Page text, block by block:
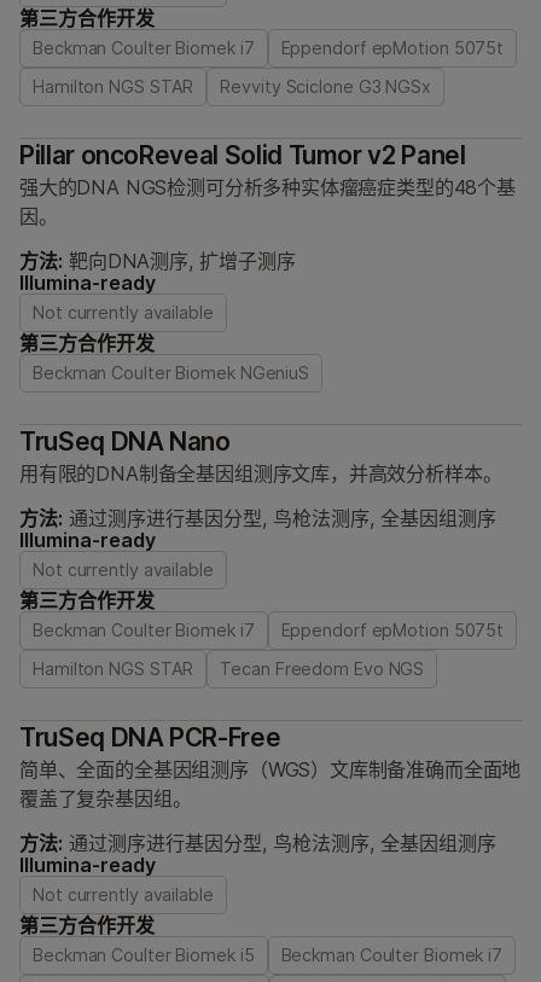
第三方合作开发
Beckman Coulter Biomek i7
Eppendorf epMotion 5075t
Hamilton NGS STAR
Revvity Sciclone G3 NGSx
Pillar oncoReveal Solid Tumor v2 Panel
强大的DNA NGS检测可分析多种实体瘤癌症类型的48个基
因。
方法: 靶向DNA测序, 扩增子测序
Illumina-ready
Not currently available
第三方合作开发
Beckman Coulter Biomek NGeniuS
TruSeq DNA Nano
用有限的DNA制备全基因组测序文库，并高效分析样本。
方法: 通过测序进行基因分型, 鸟枪法测序, 全基因组测序
Illumina-ready
Not currently available
第三方合作开发
Beckman Coulter Biomek i7
Eppendorf epMotion 5075t
Hamilton NGS STAR
Tecan Freedom Evo NGS
TruSeq DNA PCR-Free
简单、全面的全基因组测序（WGS）文库制备准确而全面地
覆盖了复杂基因组。
方法: 通过测序进行基因分型, 鸟枪法测序, 全基因组测序
Illumina-ready
Not currently available
第三方合作开发
Beckman Coulter Biomek i5
Beckman Coulter Biomek i7